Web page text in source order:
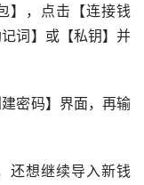
】，点击【连接钱
词】或【私钥】并
密码】界面，再输
还想继续导入新钱